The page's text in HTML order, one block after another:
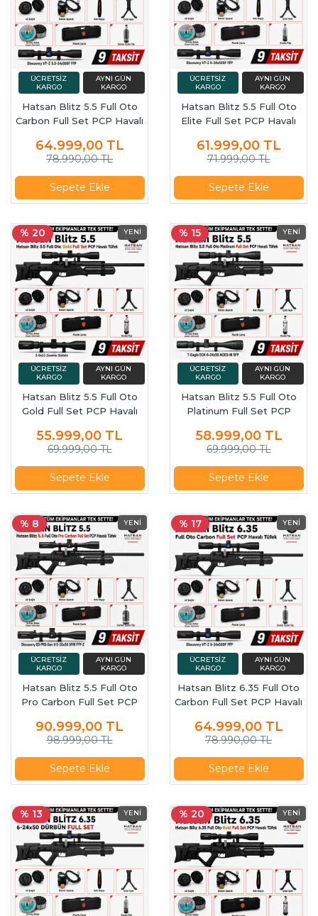
Hatsan Blitz 5.5 Full Oto
Carbon Full Set PCP Havalı
64.999,00 TL
78.990,00 TL
Sepete Ekle
Hatsan Blitz 5.5 Full Oto
Elite Full Set PCP Havalı
61.999,00 TL
71.999,00 TL
Sepete Ekle
% 20
Hatsan Blitz 5.5 Full Oto
Gold Full Set PCP Havalı
55.999,00 TL
69.999,00 TL
Sepete Ekle
% 15
Hatsan Blitz 5.5 Full Oto
Platinum Full Set PCP
58.999,00 TL
69.999,00 TL
Sepete Ekle
% 8
Hatsan Blitz 5.5 Full Oto
Pro Carbon Full Set PCP
90.999,00 TL
98.999,00 TL
Sepete Ekle
% 17
Hatsan Blitz 6.35 Full Oto
Carbon Full Set PCP Havalı
64.999,00 TL
78.990,00 TL
Sepete Ekle
% 13 % 20